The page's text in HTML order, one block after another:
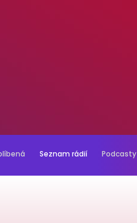
Seznam rádií Podcasty